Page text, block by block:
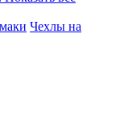
Чехлы на